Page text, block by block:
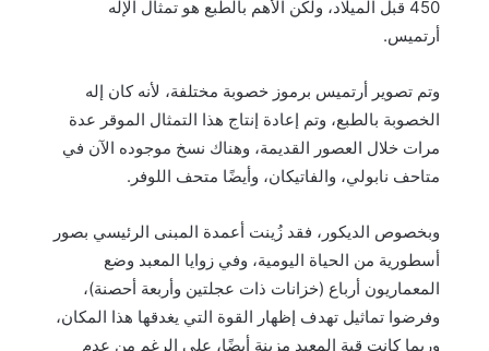
450 قبل الميلاد، ولكن الأهم بالطبع هو تمثال الإله
أرتميس.
وتم تصوير أرتميس برموز خصوبة مختلفة، لأنه كان إله
الخصوبة بالطبع، وتم إعادة إنتاج هذا التمثال الموقر عدة
مرات خلال العصور القديمة، وهناك نسخ موجوده الآن في
متاحف نابولي، والفاتيكان، وأيضًا متحف اللوفر.
وبخصوص الديكور، فقد زُينت أعمدة المبنى الرئيسي بصور
أسطورية من الحياة اليومية، وفي زوايا المعبد وضع
المعماريون أرباع (خزانات ذات عجلتين وأربعة أحصنة)،
وفرضوا تماثيل تهدف إظهار القوة التي يغدقها هذا المكان،
وربما كانت قبة المعبد مزينة أيضًا، على الرغم من عدم